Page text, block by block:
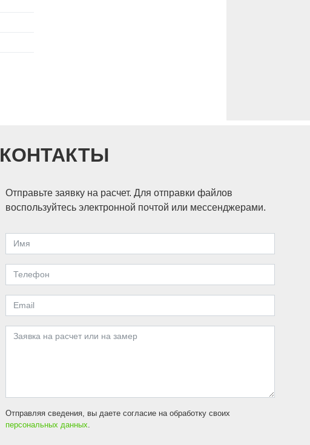
КОНТАКТЫ
Отправьте заявку на расчет. Для отправки файлов
воспользуйтесь электронной почтой или мессенджерами.
Отправляя сведения, вы даете согласие на обработку своих
персональных данных.